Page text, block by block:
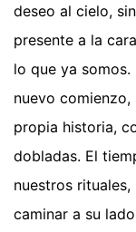
deseo al cielo,
presente a la
lo que ya
nuevo
propia historia,
dobladas. El
nuestros
caminar a su